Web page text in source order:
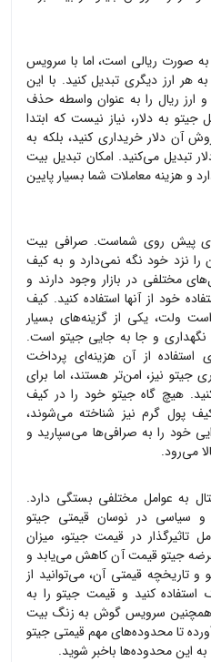
صورت ریالی است، اما با سرویس
هر ارز دیگری تبدیل کنید. با این
ارز ریال را به عنوان واسطه حذف
جیتو به دلار، نیاز نیست که ابتدا
آن دلار خریداری کنید، بلکه به
تبدیل می‌کنید. امکان تبدیل بیت
و هزینه معاملات شما بسیار پایین
پیش روی شماست. صرافی بیت
را نزد خود نگه نمی‌دارد و به کیف
مختلفی در بازار وجود دارند و
خود از آنها استفاده کنید. کیف
ولت، یکی از گزینه‌های بسیار
نگهداری و جا به جاییجیتو است.
از آن هزینه‌ای پرداخت
جیتو نیز، امن‌تر هستند، اما برای
هیچ گاهجیتو خود را در کیف
پول گرم نیز شناخته می‌شوند،
خود را به صرافی‌ها می‌سپارید و
می‌رود.
به عوامل مختلفی بستگی دارد.
و سیاسی در نوسان قیمتی جیتو
تاثیرگذار در قیمتجیتو، میزان
جیتوقیمت آن کاهش می‌یابد و
و تاریخچه قیمتی آن، می‌توانید از
کنید و قیمت جیتورا به
همچنین سرویس گوش به زنگ بیت
تا محدوده‌های مهم قیمتی جیتو
این محدوده‌ها باخبر شوید.